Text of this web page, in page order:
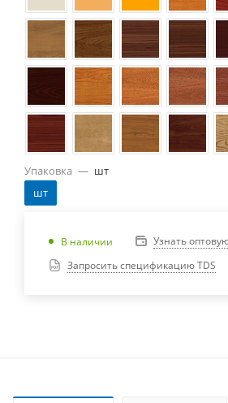
Упаковка — шт
шт
В наличии
Узнать
Запросить спецификацию TDS